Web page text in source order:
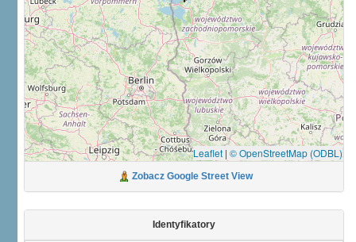
Leaflet | © OpenStreetMap (ODBL)
Zobacz Google Street View
Identyfikatory